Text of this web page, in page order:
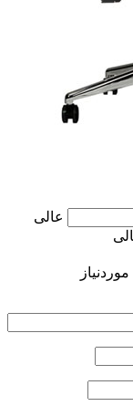
عالی